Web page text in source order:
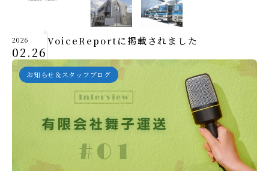
2026
02.26
VoiceReportに掲載されました
お知らせ＆スタッフブログ